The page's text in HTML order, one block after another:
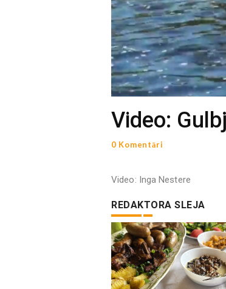
Video:
0 Komentāri
Video: Inga Nestere
REDAKTORA SLEJA